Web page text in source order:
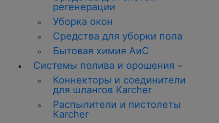
регенерации
Уборка окон
Средства для уборки пола
Бытовая химия АиС
Системы полива и орошения
Коннекторы и соединители
для шлангов Karcher
Распылители и пистолеты
Karcher